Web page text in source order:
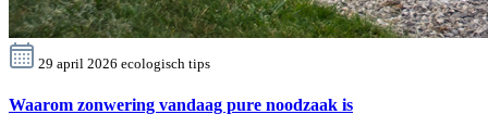
29 april 2026 ecologisch tips
Waarom zonwering vandaag pure noodzaak is